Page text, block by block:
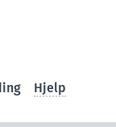
Hjelp